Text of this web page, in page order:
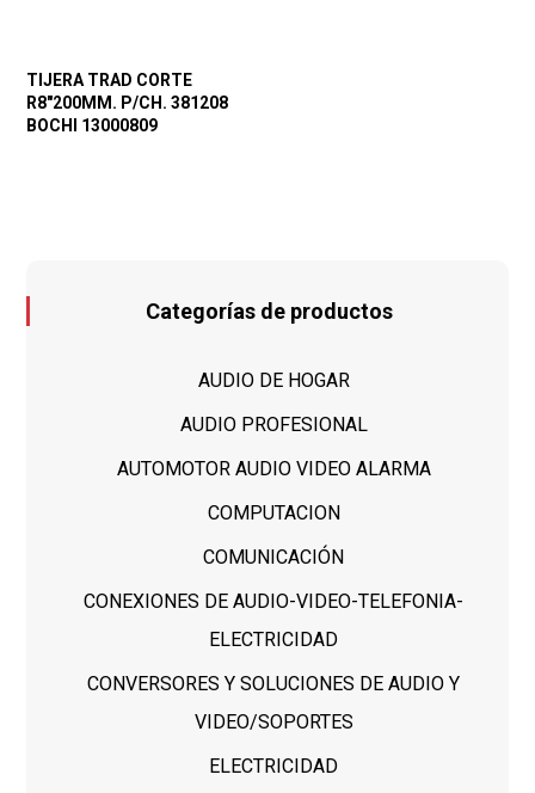
TIJERA TRAD CORTE
R8″200MM. P/CH. 381208
BOCHI 13000809
Categorías de productos
AUDIO DE HOGAR
AUDIO PROFESIONAL
AUTOMOTOR AUDIO VIDEO ALARMA
COMPUTACION
COMUNICACIÓN
CONEXIONES DE AUDIO-VIDEO-TELEFONIA-
ELECTRICIDAD
CONVERSORES Y SOLUCIONES DE AUDIO Y
VIDEO/SOPORTES
ELECTRICIDAD